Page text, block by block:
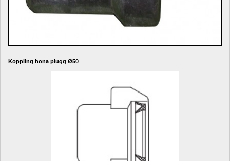
Koppling hona plugg Ø50